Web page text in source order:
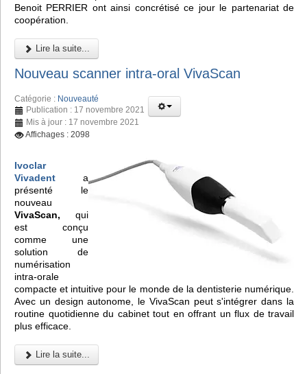
Benoit PERRIER ont ainsi concrétisé ce jour le partenariat de
coopération.
Lire la suite...
Nouveau scanner intra-oral VivaScan
Catégorie : Nouveauté
Publication : 17 novembre 2021
Mis à jour : 17 novembre 2021
Affichages : 2098
Ivoclar
Vivadent a
présenté le
nouveau
VivaScan, qui
est conçu
comme une
solution de
numérisation
intra-orale
compacte et intuitive pour le monde de la dentisterie numérique.
Avec un design autonome, le VivaScan peut s'intégrer dans la
routine quotidienne du cabinet tout en offrant un flux de travail
plus efficace.
Lire la suite...